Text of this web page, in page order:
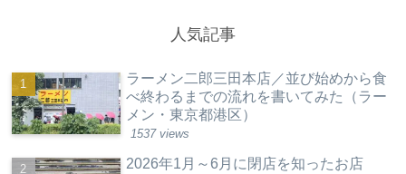
人気記事
ラーメン二郎三田本店／並び始めから食
べ終わるまでの流れを書いてみた（ラー
メン・東京都港区）
1537 views
2026年1月～6月に閉店を知ったお店